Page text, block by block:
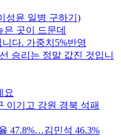
성윤 일병 구하기)
곳이 드문데
다. 가중치5%반영
승리는 정말 값진 것입니
요
이기고 강원 경북 석패
47.8%…김민석 46.3%